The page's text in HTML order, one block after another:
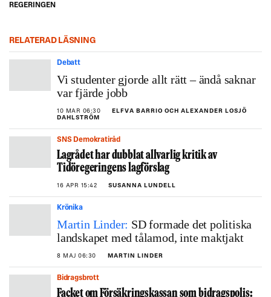
REGERINGEN
RELATERAD LÄSNING
Debatt
Vi studenter gjorde allt rätt – ändå saknar
var fjärde jobb
10 MAR 06:30
ELFVA BARRIO OCH ALEXANDER LOSJÖ
DAHLSTRÖM
SNS Demokratiråd
Lagrådet har dubblat allvarlig kritik av
Tidöregeringens lagförslag
16 APR 15:42 SUSANNA LUNDELL
Krönika
Martin Linder: SD formade det politiska
landskapet med tålamod, inte maktjakt
8 MAJ 06:30 MARTIN LINDER
Bidragsbrott
Facket om Försäkringskassan som bidragspolis: